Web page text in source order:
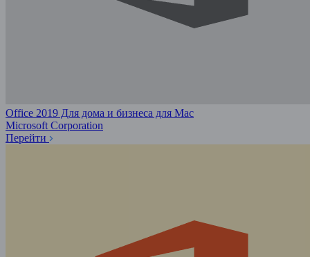
Office 2019 Для дома и бизнеса для Mac
Microsoft Corporation
Перейти